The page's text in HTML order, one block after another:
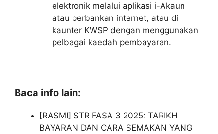
elektronik melalui aplikasi i-Akaun
atau perbankan internet, atau di
kaunter KWSP dengan menggunakan
pelbagai kaedah pembayaran.
Baca info lain:
[RASMI] STR FASA 3 2025: TARIKH
BAYARAN DAN CARA SEMAKAN YANG